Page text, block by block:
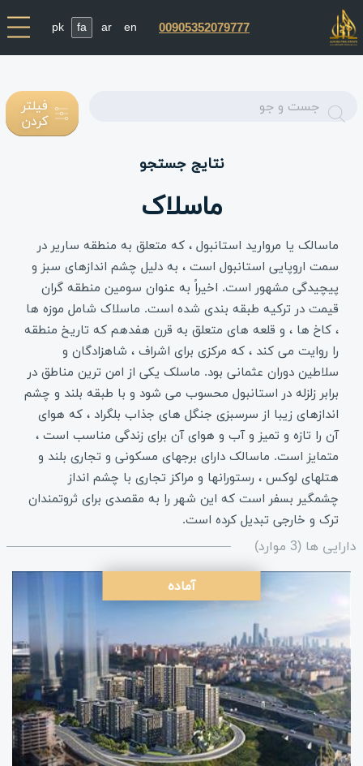
00905352079777
en
ar
fa
pk
Enter
text
فیلتر
کردن
نتایج جستجو
ماسلاک
ماسالک یا مروارید استانبول ، که متعلق به منطقه ساریر در
سمت اروپایی استانبول است ، به دلیل چشم اندازهای سبز و
پیچیدگی مشهور است. اخیراً به عنوان سومین منطقه گران
قیمت در ترکیه طبقه بندی شده است. ماسلاک شامل موزه ها
، کاخ ها ، و قلعه های متعلق به قرن هفدهم که تاریخ منطقه
را روایت می کند ، که مرکزی برای اشراف ، شاهزادگان و
سلاطین دوران عثمانی بود. ماسلک یکی از امن ترین مناطق در
برابر زلزله در استانبول محسوب می شود و با طبقه بلند و چشم
اندازهای زیبا از سرسبزی جنگل های جذاب بلگراد ، که هوای
آن را تازه و تمیز و آب و هوای آن برای زندگی مناسب است ،
متمایز است. ماسالک دارای برجهای مسکونی و تجاری بلند و
هتلهای لوکس ، رستورانها و مراکز تجاری با چشم انداز
چشمگیر بسفر است که این شهر را به مقصدی برای ثروتمندان
ترک و خارجی تبدیل کرده است.
دارایی ها (3 موارد)
آماده